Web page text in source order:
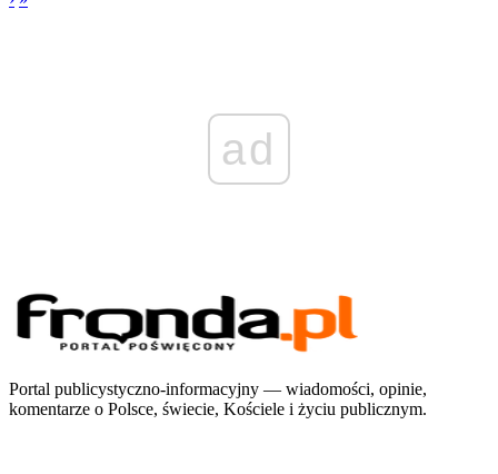
ad
Portal publicystyczno-informacyjny — wiadomości, opinie,
komentarze o Polsce, świecie, Kościele i życiu publicznym.